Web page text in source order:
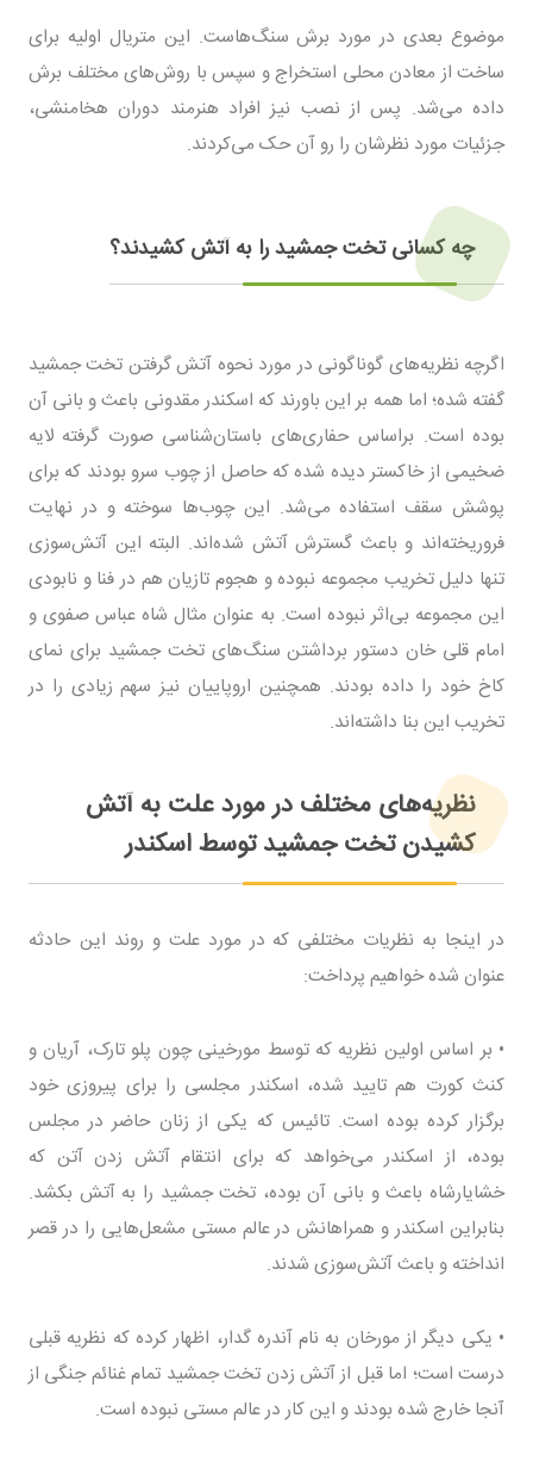
موضوع بعدی در مورد برش سنگ‌هاست. این متریال اولیه برای
ساخت از معادن محلی استخراج و سپس با روش‌های مختلف برش
داده می‌شد. پس از نصب نیز افراد هنرمند دوران هخامنشی،
جزئیات مورد نظرشان را رو آن حک می‌کردند.
چه کسانی تخت جمشید را به آتش کشیدند؟
اگرچه نظریه‌های گوناگونی در مورد نحوه آتش گرفتن تخت جمشید
گفته شده؛ اما همه بر این باورند که اسکندر مقدونی باعث و بانی آن
بوده است. براساس حفاری‌های باستان‌شناسی صورت گرفته لایه
ضخیمی از خاکستر دیده شده که حاصل از چوب سرو بودند که برای
پوشش سقف استفاده می‌شد. این چوب‌ها سوخته و در نهایت
فروریخته‌اند و باعث گسترش آتش شده‌اند. البته این آتش‌سوزی
تنها دلیل تخریب مجموعه نبوده و هجوم تازیان هم در فنا و نابودی
این مجموعه بی‌اثر نبوده است. به عنوان مثال شاه عباس صفوی و
امام قلی خان دستور برداشتن سنگ‌های تخت جمشید برای نمای
کاخ خود را داده بودند. همچنین اروپاییان نیز سهم زیادی را در
تخریب این بنا داشته‌اند.
نظریه‌های مختلف در مورد علت به آتش
کشیدن تخت جمشید توسط اسکندر
در اینجا به نظریات مختلفی که در مورد علت و روند این حادثه
عنوان شده خواهیم پرداخت:
• بر اساس اولین نظریه که توسط مورخینی چون پلو تارک، آریان و
کنث کورت هم تایید شده، اسکندر مجلسی را برای پیروزی خود
برگزار کرده بوده است. تائیس که یکی از زنان حاضر در مجلس
بوده، از اسکندر می‌خواهد که برای انتقام آتش زدن آتن که
خشایارشاه باعث و بانی آن بوده، تخت جمشید را به آتش بکشد.
بنابراین اسکندر و همراهانش در عالم مستی مشعل‌هایی را در قصر
انداخته و باعث آتش‌سوزی شدند.
• یکی دیگر از مورخان به نام آندره گدار، اظهار کرده که نظریه قبلی
درست است؛ اما قبل از آتش زدن تخت جمشید تمام غنائم جنگی از
آنجا خارج شده بودند و این کار در عالم مستی نبوده است.